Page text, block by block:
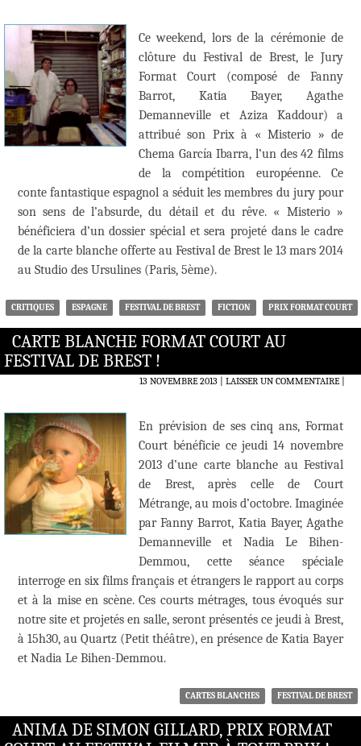
Ce weekend, lors de la cérémonie de
clôture du Festival de Brest, le Jury
Format Court (composé de Fanny
Barrot, Katia Bayer, Agathe
Demanneville et Aziza Kaddour) a
attribué son Prix à « Misterio » de
Chema García Ibarra, l’un des 42 films
de la compétition européenne. Ce
conte fantastique espagnol a séduit les membres du jury pour
son sens de l’absurde, du détail et du rêve. « Misterio »
bénéficiera d’un dossier spécial et sera projeté dans le cadre
de la carte blanche offerte au Festival de Brest le 13 mars 2014
au Studio des Ursulines (Paris, 5ème).
CRITIQUES ESPAGNE FESTIVAL DE BREST FICTION PRIX FORMAT COURT
CARTE BLANCHE FORMAT COURT AU
FESTIVAL DE BREST !
13 NOVEMBRE 2013 LAISSER UN COMMENTAIRE|
En prévision de ses cinq ans, Format
Court bénéficie ce jeudi 14 novembre
2013 d’une carte blanche au Festival
de Brest, après celle de Court
Métrange, au mois d’octobre. Imaginée
par Fanny Barrot, Katia Bayer, Agathe
Demanneville et Nadia Le Bihen-
Demmou, cette séance spéciale
interroge en six films français et étrangers le rapport au corps
et à la mise en scène. Ces courts métrages, tous évoqués sur
notre site et projetés en salle, seront présentés ce jeudi à Brest,
à 15h30, au Quartz (Petit théâtre), en présence de Katia Bayer
et Nadia Le Bihen-Demmou.
CARTES BLANCHES FESTIVAL DE BREST
ANIMA DE SIMON GILLARD, PRIX FORMAT